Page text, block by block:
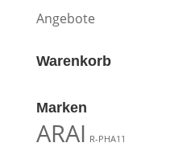
Angebote
Warenkorb
Marken
ARAI R-PHA11